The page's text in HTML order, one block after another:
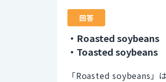
回答
・Roasted soybeans
・Toasted soybeans
「Roasted soybeans」